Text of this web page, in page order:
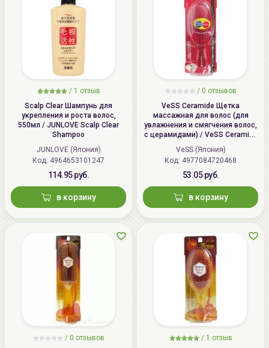
/ 1 отзыв
Scalp Clear Шампунь для
укрепления и роста волос,
550мл / JUNLOVE Scalp Clear
Shampoo
JUNLOVE (Япония)
Код: 4964653101247
114.95 руб.
в корзину
/ 0 отзывов
VeSS Ceramide Щетка
массажная для волос (для
увлажнения и смягчения волос,
с церамидами) / VeSS Ceramide
Brush, CRM-500
VeSS (Япония)
Код: 4977084720468
53.05 руб.
в корзину
/ 0 отзывов
/ 1 отзыв